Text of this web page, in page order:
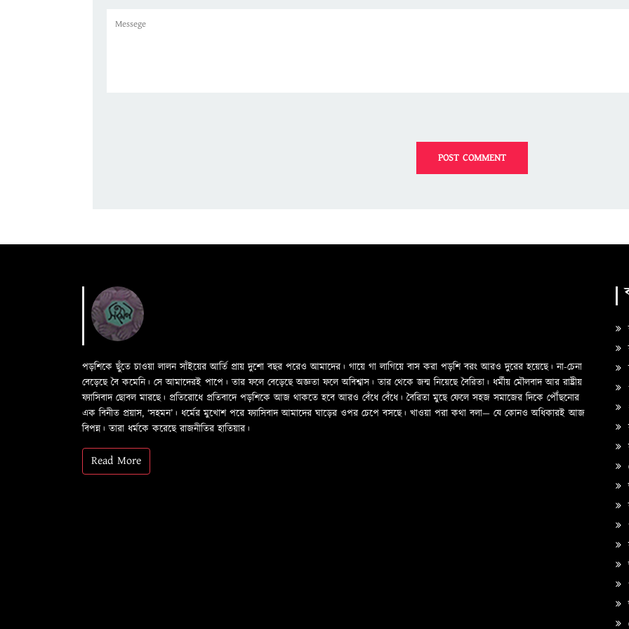
পড়শিকে ছুঁতে চাওয়া লালন সাঁইয়ের আর্তি প্রায় দুশো বছর পরেও আমাদের। গায়ে গা লাগিয়ে বাস করা পড়শি বরং আরও দুরের হয়েছে। না-চেনা
বেড়েছে বৈ কমেনি। সে আমাদেরই পাপে। তার ফলে বেড়েছে অজ্ঞতা ফলে অবিশ্বাস। তার থেকে জন্ম নিয়েছে বৈরিতা। ধর্মীয় মৌলবাদ আর রাষ্ট্রীয়
ফ্যাসিবাদ ছোবল মারছে। প্রতিরোধে প্রতিবাদে পড়শিকে আজ থাকতে হবে আরও বেঁধে বেঁধে। বৈরিতা মুছে ফেলে সহজ সমাজের দিকে পৌঁছনোর
এক বিনীত প্রয়াস, ‘সহমন’। ধর্মের মুখোশ পরে ফ্যাসিবাদ আমাদের ঘাড়ের ওপর চেপে বসছে। খাওয়া পরা কথা বলা—­­ যে কোনও অধিকারই আজ
বিপন্ন। তারা ধর্মকে করেছে রাজনীতির হাতিয়ার।
Read More